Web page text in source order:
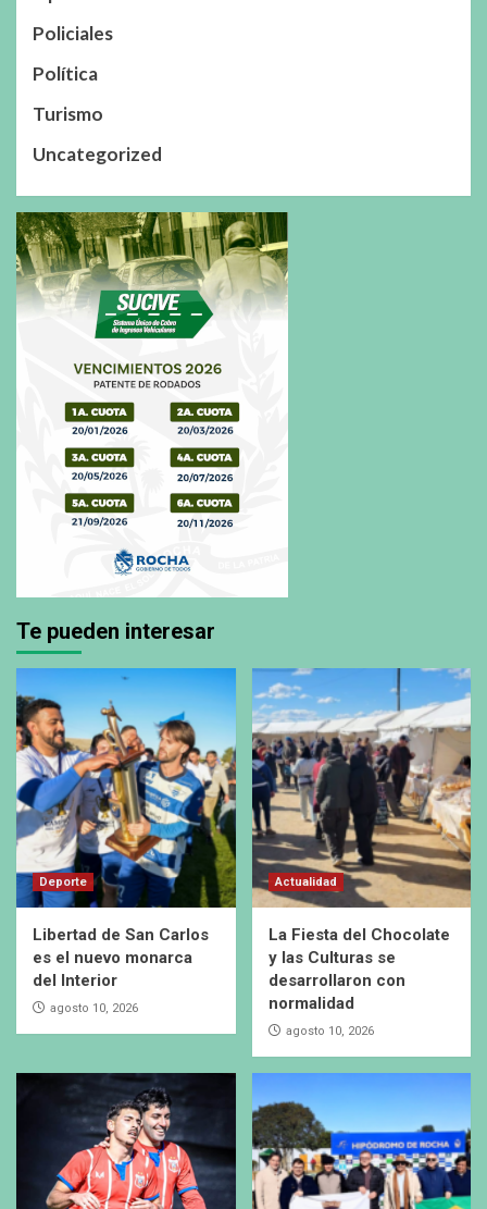
Policiales
Política
Turismo
Uncategorized
Te pueden interesar
Deporte
Libertad de San Carlos
es el nuevo monarca
del Interior
agosto 10, 2026
Actualidad
La Fiesta del Chocolate
y las Culturas se
desarrollaron con
normalidad
agosto 10, 2026